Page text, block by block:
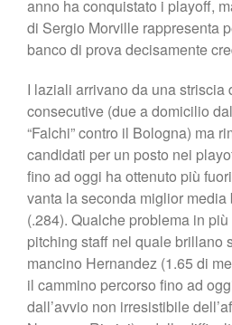
anno ha conquistato i playoff,
di Sergio Morville rappresenta
banco di prova decisamente
I laziali arrivano da una striscia
consecutive (due a domicilio
“Falchi” contro il Bologna) ma
candidati per un posto nei
fino ad oggi ha ottenuto più
vanta la seconda miglior
(.284). Qualche problema in
pitching staff nel quale brillano
mancino Hernandez (1.65 di
il cammino percorso fino ad
dall’avvio non irresistibile